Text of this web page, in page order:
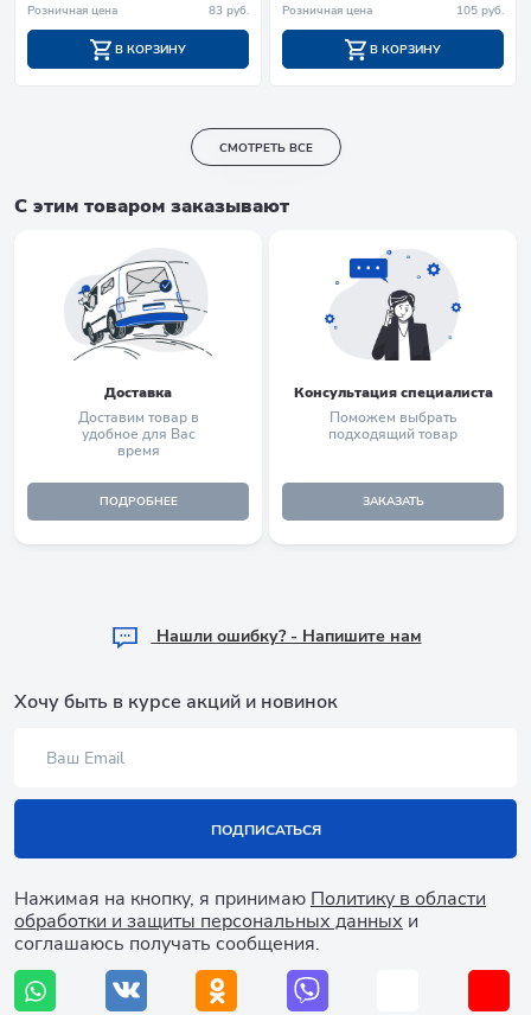
Розничная цена
83 руб.
В КОРЗИНУ
Розничная цена
105 руб.
В КОРЗИНУ
СМОТРЕТЬ ВСЕ
С этим товаром заказывают
Доставка
Доставим товар в
удобное для Вас
время
ПОДРОБНЕЕ
Консультация специалиста
Поможем выбрать
подходящий товар
ЗАКАЗАТЬ
Hашли ошибку? - Напишите нам
Хочу быть в курсе акций и новинок
ПОДПИСАТЬСЯ
Нажимая на кнопку, я принимаю Политику в области
обработки и защиты персональных данных и
соглашаюсь получать сообщения.